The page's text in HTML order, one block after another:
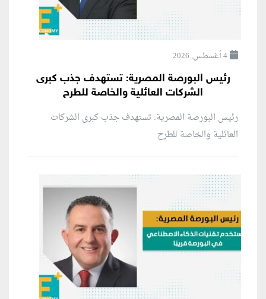
4 أغسطس, 2026
رئيس البورصة المصرية: تستهدف جذب كبرى
الشركات العائلية والخاصة للطرح
رئيس البورصة المصرية: تستهدف جذب كبرى الشركات
العائلية والخاصة للطرح